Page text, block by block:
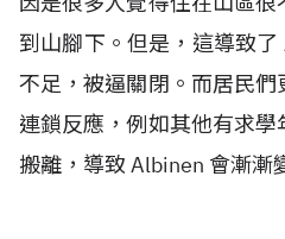
到山腳下。但是，這導致
不足，被逼關閉。而居民
連鎖反應，例如其他有求
搬離，導致 Albinen 會漸漸